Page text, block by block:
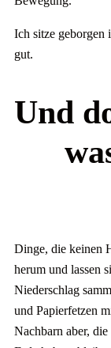
Ich sitze geborgen
gut.
Und
Dinge, die keinen
herum und lassen
Niederschlag
und Papierfetzen
Nachbarn aber,